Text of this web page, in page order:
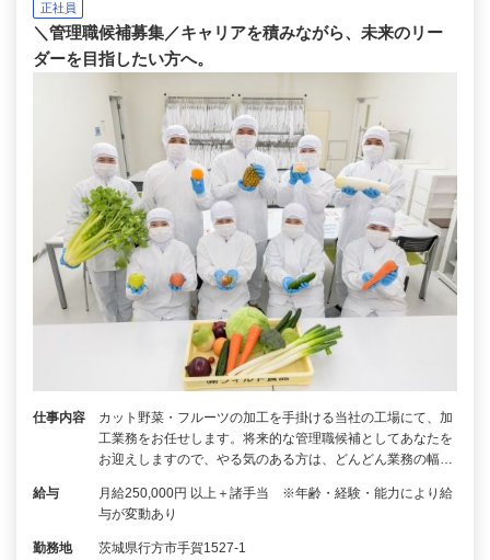
正社員
＼管理職候補募集／キャリアを積みながら、未来のリー
ダーを目指したい方へ。
仕事内容
カット野菜・フルーツの加工を手掛ける当社の工場にて、加
工業務をお任せします。将来的な管理職候補としてあなたを
お迎えしますので、やる気のある方は、どんどん業務の幅…
給与
月給250,000円 以上＋諸手当 ※年齢・経験・能力により給
与が変動あり
勤務地 茨城県行方市手賀1527-1